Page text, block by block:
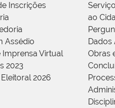
Inscrições
Assédio
Imprensa Virtual
2023
2026
ao
Dados
Obras